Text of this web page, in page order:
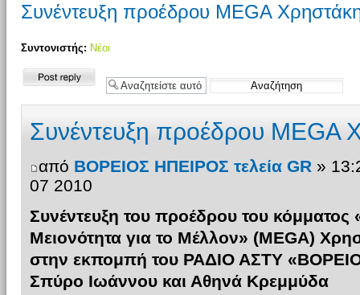
Συνέντευξη προέδρου MEGA Χρηστάκη
Συντονιστής: Νέοι
Δημιουργία
Συνέντευξη προέδρου MEGA
από ΒΟΡΕΙΟΣ ΗΠΕΙΡΟΣ τελεία GR »
07 2010
Συνέντευξη του προέδρου του κόμματος
Μειονότητα για το Μέλλον» (ΜΕGA)
στην εκπομπή του ΡΑΔΙΟ ΑΣΤΥ
Σπύρο Ιωάννου και Αθηνά Κρεμμύδα